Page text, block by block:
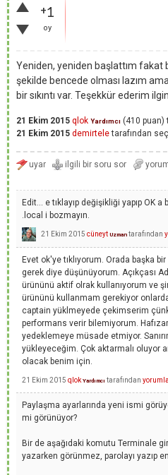
+1
oy
Yeniden, yeniden başlattım fakat
şekilde bencede olması lazım
bir sıkıntı var. Teşekkür ederim
21 Ekim 2015 qlok Yardımcı (410 puan)
21 Ekim 2015 demirteletarafından
Edit... e tıklayıp değişikliği yapıp OK
.local i bozmayın.
21 Ekim 2015 cüneyt Uzman tarafından
Evet ok'ye tıklıyorum. Orada başka
gerek diye düşünüyorum. Açıkçası
ürününü aktif olrak kullanıyorum ve
ürününü kullanmam gerekiyor
captain yüklmeyede çekimserim
performans verir bilemiyorum.
yedeklemeye müsade etmiyor.
yükleyeceğim. Çok aktarmalı oluyor
olacak benim için.
21 Ekim 2015 qlok Yardımcı tarafından
Paylaşma ayarlarında yeni ismi
mi görünüyor?
Bir de aşağıdaki komutu Terminale
yazarken görünmez, parolayı yazıp